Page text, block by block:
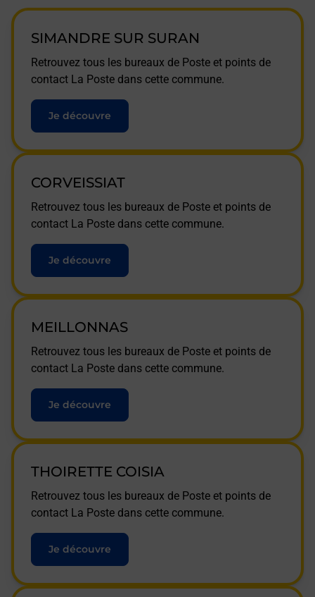
SIMANDRE SUR SURAN
Retrouvez tous les bureaux de Poste et points de
contact La Poste dans cette commune.
Je découvre
CORVEISSIAT
Retrouvez tous les bureaux de Poste et points de
contact La Poste dans cette commune.
Je découvre
MEILLONNAS
Retrouvez tous les bureaux de Poste et points de
contact La Poste dans cette commune.
Je découvre
THOIRETTE COISIA
Retrouvez tous les bureaux de Poste et points de
contact La Poste dans cette commune.
Je découvre